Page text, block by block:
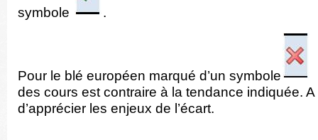
symbole .
Pour le blé européen marqué d’un symbole
des cours est contraire à la tendance indiquée.
d’apprécier les enjeux de l’écart.